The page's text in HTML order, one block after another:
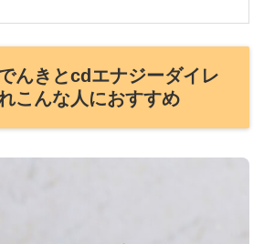
んきとcdエナジーダイレ
こんな人におすすめ